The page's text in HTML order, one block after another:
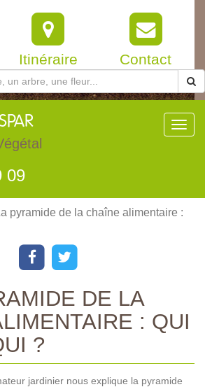
Itinéraire Contact
09
pyramide de la chaîne alimentaire :
DE LA
: QUI
?
jardinier nous explique la pyramide